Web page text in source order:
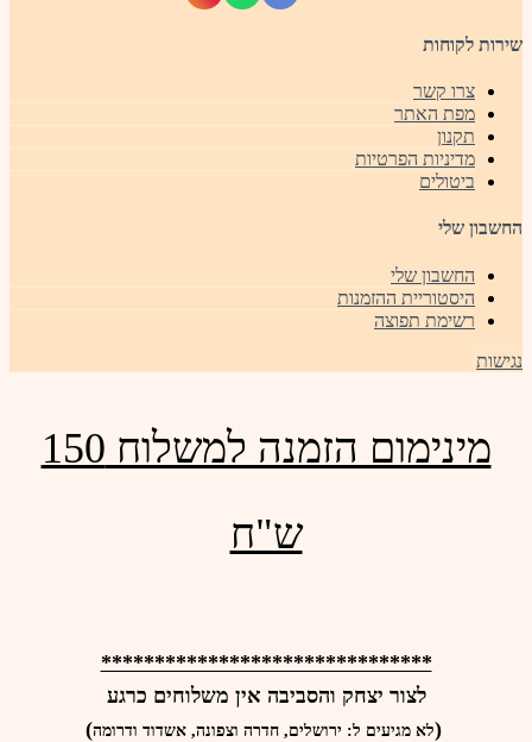
שירות לקוחות
צרו קשר
מפת האתר
תקנון
מדיניות הפרטיות
ביטולים
החשבון שלי
החשבון שלי
היסטוריית ההזמנות
רשימת תפוצה
נגישות
מינימום הזמנה למשלוח 150
ש"ח
*******************************
לצור יצחק והסביבה אין משלוחים כרגע
(לא מגיעים ל: ירושלים, חדרה וצפונה, אשדוד ודרומה)